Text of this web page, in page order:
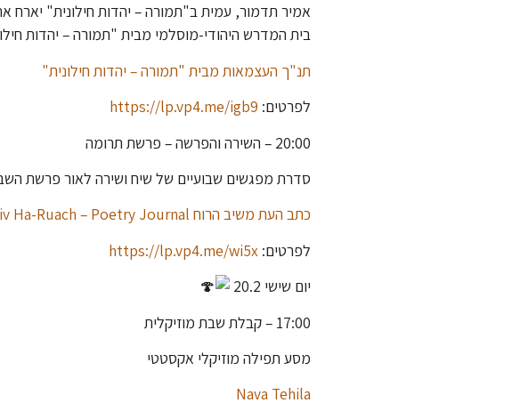
אמיר תדמור, עמית ב"תמורה – יהדות חילונית"
בית המדרש היהודי-מוסלמי מבית "תמורה – יהדות
תנ"ך העצמאות מבית "תמורה – יהדות חילונית"
לפרטים: https://lp.vp4.me/igb9
20:00 – השירה והפרשה – פרשת תרומה
סדרת מפגשים שבועיים של שיח ושירה לאור פרשת
כתב העת משיב הרוח Mashiv Ha-Ruach – Poetry Journal
לפרטים: https://lp.vp4.me/wi5x
יום שישי 20.2
17:00 – קבלת שבת מוזיקלית
מסע תפילה מוזיקלי אקסטטי
Nava Tehila